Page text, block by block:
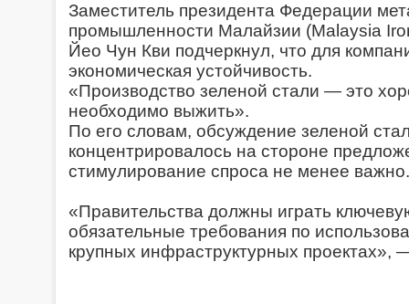
Заместитель президента Федерации
промышленности Малайзии (Malaysia
Йео Чун Кви подчеркнул, что для
экономическая устойчивость.
«Производство зеленой стали — это
необходимо выжить».
По его словам, обсуждение зеленой
концентрировалось на стороне
стимулирование спроса не менее важно.
«Правительства должны играть
обязательные требования по
крупных инфраструктурных проектах»,